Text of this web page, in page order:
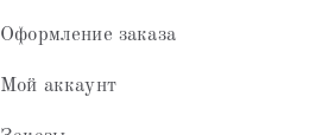
Оформление заказа
Мой аккаунт